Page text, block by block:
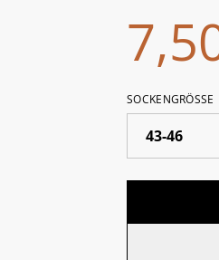
SOCKENGRÖSSE